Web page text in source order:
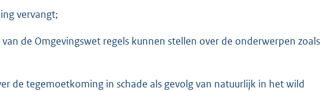
vervangt;
de Omgevingswet regels kunnen stellen over de onderwerpen zoals
de tegemoetkoming in schade als gevolg van natuurlijk in het wild